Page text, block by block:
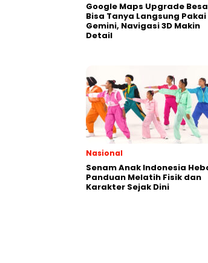
Google Maps Upgrade
Bisa Tanya Langsung Pakai
Gemini, Navigasi 3D Makin
Detail
Nasional
Senam Anak Indonesia
Panduan Melatih Fisik dan
Karakter Sejak Dini